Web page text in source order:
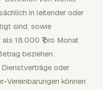
in leitender oder
sind, sowie
18.000 ₹ pro Monat
beziehen.
Dienstverträge oder
Vereinbarungen können